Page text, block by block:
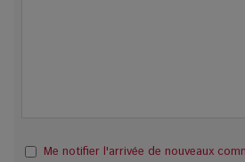
Me notifier l'arrivée de nouveaux